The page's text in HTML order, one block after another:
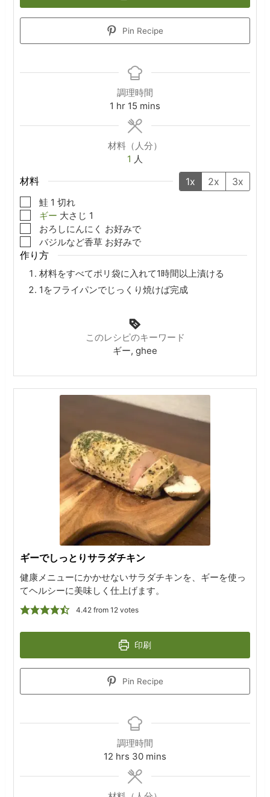
Pin Recipe
調理時間
1 hour
hr 15 minutes
mins
材料（人分）
1 人
材料 1x 2x 3x
▢
鮭 1 切れ
▢
ギー 大さじ 1
▢
おろしにんにく お好みで
▢
バジルなど香草 お好みで
作り方
材料をすべてポリ袋に入れて1時間以上漬ける
1をフライパンでじっくり焼けば完成
このレシピのキーワード
ギー, ghee
ギーでしっとりサラダチキン
健康メニューにかかせないサラダチキンを、ギーを使っ
てヘルシーに美味しく仕上げます。
4.42from 12votes
印刷
Pin Recipe
調理時間
12 hours
hrs 30minutes
mins